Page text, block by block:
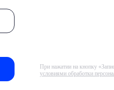
При нажатии на кнопку
условиями обработки